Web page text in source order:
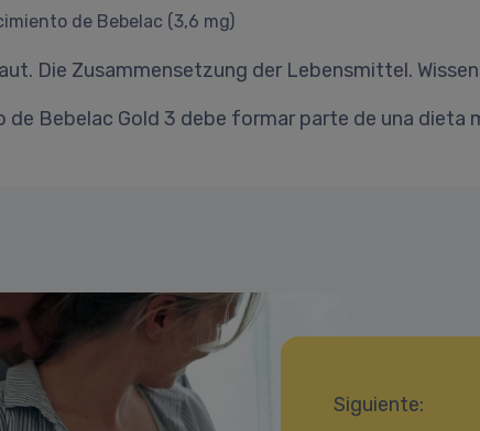
de Bebelac (3,6 mg)
Die Zusammensetzung der Lebensmittel.
Bebelac Gold 3 debe formar parte de una dieta
Siguiente: